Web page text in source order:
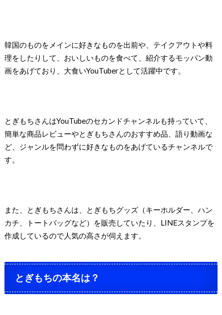
韓国のものをメインに好きなものを出前や、テイクアウトや料
理をしたりして、おいしいものを食べて、紹介するモッパン動
画をあげており、大食いYouTuberとして活躍中です。
とぎもちさんはYouTubeのセカンドチャンネルも持っていて、
簡単な商品レビューやとぎもちさんのおすすめ品、語り動画な
ど、ジャンルを問わずに好きなものをあげているチャンネルで
す。
また、とぎもちさんは、とぎもちグッズ（キーホルダー、ハン
カチ、トートバッグなど）を販売していたり、LINEスタンプを
作成しているので人気の高さが伺えます。
とぎもちの本名は？